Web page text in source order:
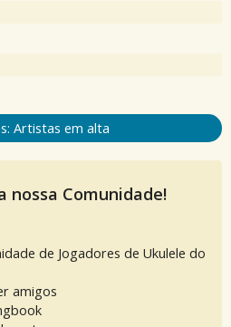
Artistas em alta
nossa Comunidade!
de Jogadores de Ukulele do
amigos